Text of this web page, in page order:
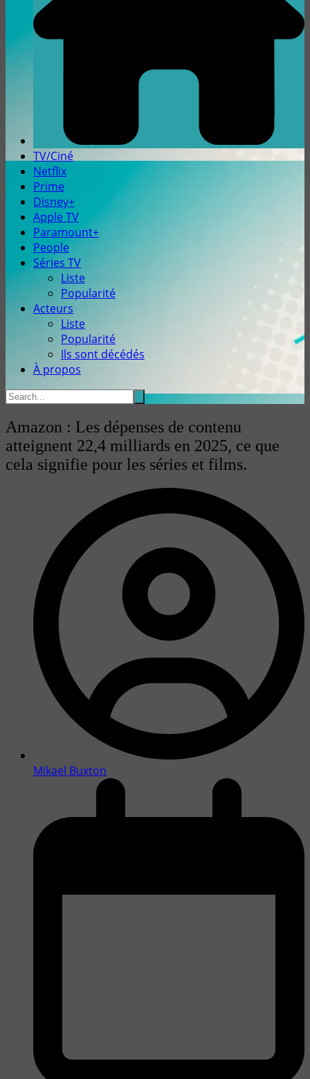
TV/Ciné
Netflix
Prime
Disney+
Apple TV
Paramount+
People
Séries TV
Liste
Popularité
Acteurs
Liste
Popularité
Ils sont décédés
À propos
Amazon : Les dépenses de contenu
atteignent 22,4 milliards en 2025, ce que
cela signifie pour les séries et films.
Mikael Buxton